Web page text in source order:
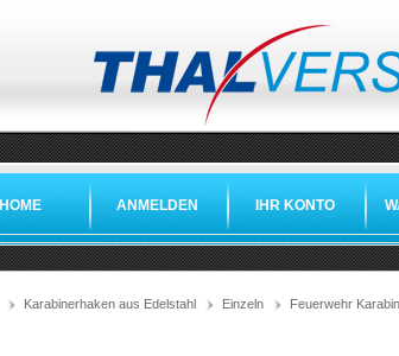
HOME ANMELDEN IHR KONTO
Karabinerhaken aus Edelstahl Einzeln Feuerwehr